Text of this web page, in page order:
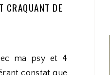
DE
ma psy et 4
constat que